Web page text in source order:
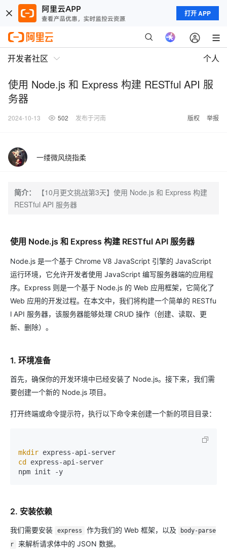
打开 APP
开发者社区 个人
使用 Node.js 和 Express 构建 RESTful API 服
务器
2024-10-13 502 发布于河南 版权 举报
一缕微风绕指柔
简介：
【10月更文挑战第3天】使用 Node.js 和 Express 构建
RESTful API 服务器
使用 Node.js 和 Express 构建 RESTful API 服务器
Node.js 是一个基于 Chrome V8 JavaScript 引擎的 JavaScript
运行环境，它允许开发者使用 JavaScript 编写服务器端的应用程
序。Express 则是一个基于 Node.js 的 Web 应用框架，它简化了
Web 应用的开发过程。在本文中，我们将构建一个简单的 RESTfu
l API 服务器，该服务器能够处理 CRUD 操作（创建、读取、更
新、删除）。
1. 环境准备
首先，确保你的开发环境中已经安装了 Node.js。接下来，我们需
要创建一个新的 Node.js 项目。
打开终端或命令提示符，执行以下命令来创建一个新的项目目录：
mkdir
cd
express-api-server
2. 安装依赖
我们需要安装 express 作为我们的 Web 框架，以及
body-parse
r
来解析请求体中的 JSON 数据。